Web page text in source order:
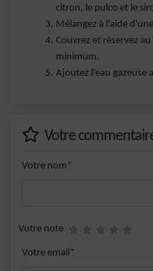
citron, le pulco et le
Mélangez à l'aide
Couvrez et réservez
minimum.
Ajoutez l'eau gazeuse
Votre
Votre nom*
Votre note
Votre email*